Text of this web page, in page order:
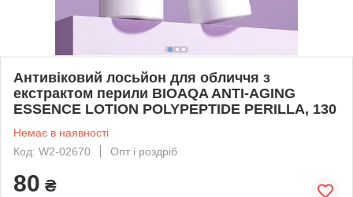
Антивіковий лосьйон для обличчя з
екстрактом перили BIOAQA ANTI-AGING
ESSENCE LOTION POLYPEPTIDE PERILLA, 130
Немає в наявності
Код: W2-02670
Опт і роздріб
80 ₴